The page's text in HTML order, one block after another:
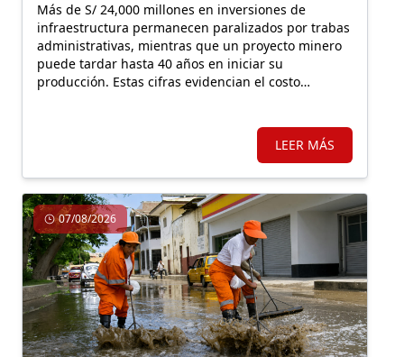
Más de S/ 24,000 millones en inversiones de
infraestructura permanecen paralizados por trabas
administrativas, mientras que un proyecto minero
puede tardar hasta 40 años en iniciar su
producción. Estas cifras evidencian el costo
los principales motores de crecimiento.
LEER MÁS
07/08/2026